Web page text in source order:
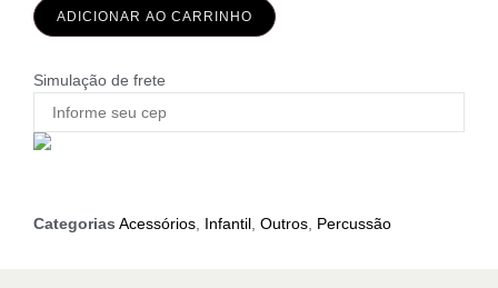
ADICIONAR AO CARRINHO
Simulação de frete
Categorias Acessórios Infantil Outros Percussão